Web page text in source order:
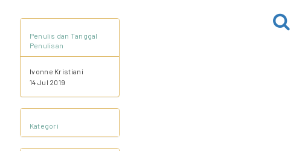
Penulis dan Tanggal
Penulisan
Ivonne Kristiani
14 Jul 2019
Kategori